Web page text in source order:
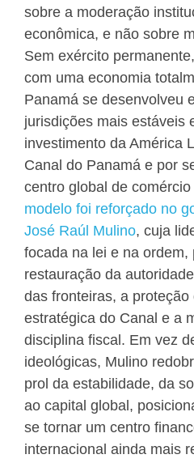
sobre a moderação
econômica, e não sobre
Sem exército
com uma economia
Panamá se desenvolveu
jurisdições mais estáveis
investimento da América
Canal do Panamá e por
centro global de
modelo foi reforçado no
José Raúl Mulino, cuja
focada na lei e na ordem,
restauração da
das fronteiras, a
estratégica do Canal e a
disciplina fiscal. Em vez
ideológicas, Mulino
prol da estabilidade, da
ao capital global,
se tornar um centro
internacional ainda mais